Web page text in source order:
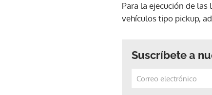
Para la ejecución de
vehículos tipo pickup,
Suscríbete a